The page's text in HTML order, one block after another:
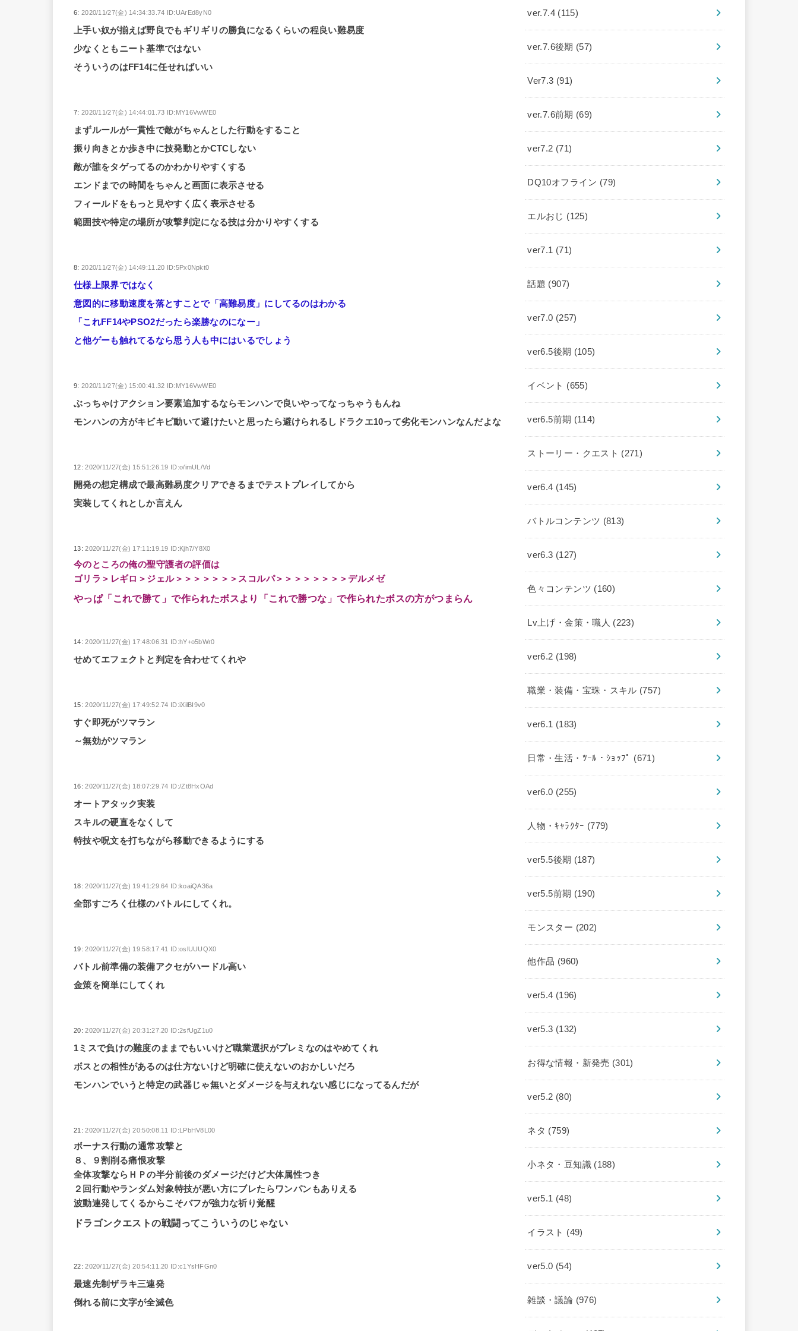
6: 2020/11/27(金) 14:34:33.74 ID:UArEd8yN0
上手い奴が揃えば野良でもギリギリの勝負になるくらいの程良い難易度
少なくともニート基準ではない
そういうのはFF14に任せればいい
7: 2020/11/27(金) 14:44:01.73 ID:MY16VwWE0
まずルールが一貫性で敵がちゃんとした行動をすること
振り向きとか歩き中に技発動とかCTCしない
敵が誰をタゲってるのかわかりやすくする
エンドまでの時間をちゃんと画面に表示させる
フィールドをもっと見やすく広く表示させる
範囲技や特定の場所が攻撃判定になる技は分かりやすくする
8: 2020/11/27(金) 14:49:11.20 ID:5Px0Npkt0
仕様上限界ではなく
意図的に移動速度を落とすことで「高難易度」にしてるのはわかる
「これFF14やPSO2だったら楽勝なのになー」
と他ゲーも触れてるなら思う人も中にはいるでしょう
9: 2020/11/27(金) 15:00:41.32 ID:MY16VwWE0
ぶっちゃけアクション要素追加するならモンハンで良いやってなっちゃうもんね
モンハンの方がキビキビ動いて避けたいと思ったら避けられるしドラクエ10って劣化モンハンなんだよな
12:2020/11/27(金) 15:51:26.19 ID:o/imUL/Vd
開発の想定構成で最高難易度クリアできるまでテストプレイしてから
実装してくれとしか言えん
13:2020/11/27(金) 17:11:19.19 ID:Kjh7/Y8X0
今のところの俺の聖守護者の評価は
ゴリラ＞レギロ＞ジェル＞＞＞＞＞＞＞スコルパ＞＞＞＞＞＞＞＞デルメゼ
やっぱ「これで勝て」で作られたボスより「これで勝つな」で作られたボスの方がつまらん
14:2020/11/27(金) 17:48:06.31 ID:hY+o5bWr0
せめてエフェクトと判定を合わせてくれや
15:2020/11/27(金) 17:49:52.74 ID:iXilBI9v0
すぐ即死がツマラン
～無効がツマラン
16:2020/11/27(金) 18:07:29.74 ID:/Zt8HxOAd
オートアタック実装
スキルの硬直をなくして
特技や呪文を打ちながら移動できるようにする
18:2020/11/27(金) 19:41:29.64 ID:koaiQA36a
全部すごろく仕様のバトルにしてくれ。
19:2020/11/27(金) 19:58:17.41 ID:oslUUUQX0
バトル前準備の装備アクセがハードル高い
金策を簡単にしてくれ
20:2020/11/27(金) 20:31:27.20 ID:2sfUgZ1u0
1ミスで負けの難度のままでもいいけど職業選択がプレミなのはやめてくれ
ボスとの相性があるのは仕方ないけど明確に使えないのおかしいだろ
モンハンでいうと特定の武器じゃ無いとダメージを与えれない感じになってるんだが
21:2020/11/27(金) 20:50:08.11 ID:LPbHV8L00
ボーナス行動の通常攻撃と
８、９割削る痛恨攻撃
全体攻撃ならＨＰの半分前後のダメージだけど大体属性つき
２回行動やランダム対象特技が悪い方にブレたらワンパンもありえる
波動連発してくるからこそバフが強力な祈り覚醒
ドラゴンクエストの戦闘ってこういうのじゃない
22:2020/11/27(金) 20:54:11.20 ID:c1YsHFGn0
最速先制ザラキ三連発
倒れる前に文字が全滅色
ver.7.4 (115)
ver.7.6後期 (57)
Ver7.3 (91)
ver.7.6前期 (69)
ver7.2 (71)
DQ10オフライン (79)
エルおじ (125)
ver7.1 (71)
話題 (907)
ver7.0 (257)
ver6.5後期 (105)
イベント (655)
ver6.5前期 (114)
ストーリー・クエスト (271)
ver6.4 (145)
バトルコンテンツ (813)
ver6.3 (127)
色々コンテンツ (160)
Lv上げ・金策・職人 (223)
ver6.2 (198)
職業・装備・宝珠・スキル (757)
ver6.1 (183)
日常・生活・ﾂｰﾙ・ｼｮｯﾌﾟ (671)
ver6.0 (255)
人物・ｷｬﾗｸﾀｰ (779)
ver5.5後期 (187)
ver5.5前期 (190)
モンスター (202)
他作品 (960)
ver5.4 (196)
ver5.3 (132)
お得な情報・新発売 (301)
ver5.2 (80)
ネタ (759)
小ネタ・豆知識 (188)
ver5.1 (48)
イラスト (49)
ver5.0 (54)
雑談・議論 (976)